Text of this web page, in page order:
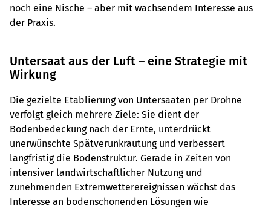
noch eine Nische – aber mit wachsendem Interesse aus
der Praxis.
Untersaat aus der Luft – eine Strategie mit
Wirkung
Die gezielte Etablierung von Untersaaten per Drohne
verfolgt gleich mehrere Ziele: Sie dient der
Bodenbedeckung nach der Ernte, unterdrückt
unerwünschte Spätverunkrautung und verbessert
langfristig die Bodenstruktur. Gerade in Zeiten von
intensiver landwirtschaftlicher Nutzung und
zunehmenden Extremwetterereignissen wächst das
Interesse an bodenschonenden Lösungen wie